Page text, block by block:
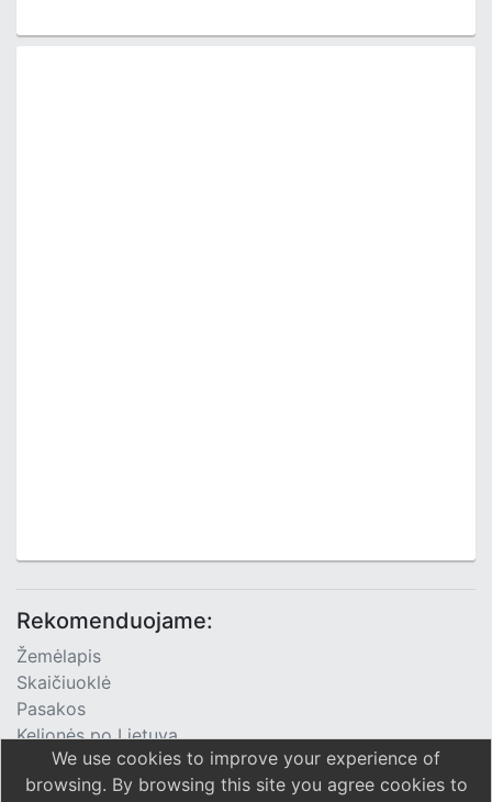
Rekomenduojame:
Žemėlapis
Skaičiuoklė
Pasakos
Kelionės po Lietuvą
TV Programa
We use cookies to improve your experience of
browsing. By browsing this site you agree cookies to